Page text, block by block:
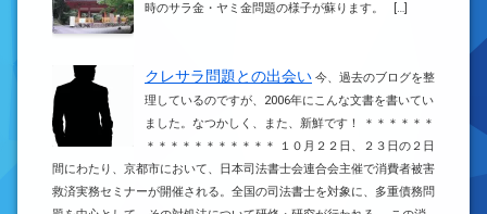
時のサラ金・ヤミ金問題の様子が蘇ります。 […]
クレサラ問題との出会い 今、過去のブログを整
理しているのですが、2006年にこんな文書を書いてい
ました。なつかしく、また、新鮮です！ ＊＊＊＊＊＊
＊＊＊＊＊＊＊＊＊＊＊ １０月２２日、２３日の２日
間にわたり、京都市において、日本司法書士会連合会主催で消費者被害
救済実務セミナーが開催される。全国の司法書士を対象に、多重債務問